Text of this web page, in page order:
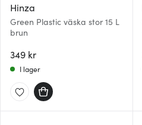
Hinza
Green Plastic väska stor 15 L
brun
349 kr
I lager